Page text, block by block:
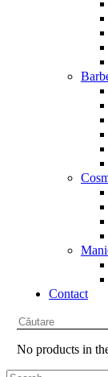
Contact
No products in